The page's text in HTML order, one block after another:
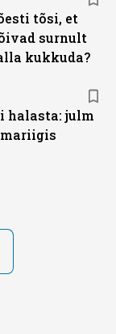
tõsi, et
surnult
kukkuda?
halasta: julm